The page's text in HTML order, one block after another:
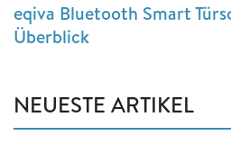
eqiva Bluetooth Smart
Überblick
NEUESTE ARTIKEL